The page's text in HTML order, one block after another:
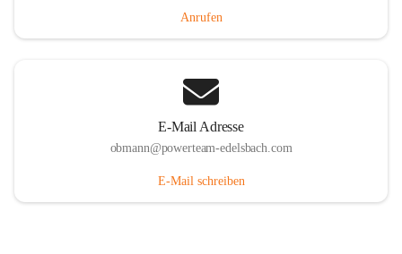
Anrufen
E-Mail Adresse
obmann@powerteam-edelsbach.com
E-Mail schreiben